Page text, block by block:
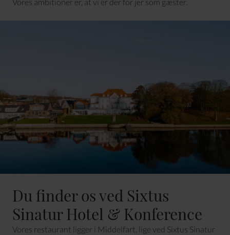
Du finder os ved Sixtus
Sinatur Hotel & Konference
Vores restaurant ligger i Middelfart, lige ved Sixtus Sinatur